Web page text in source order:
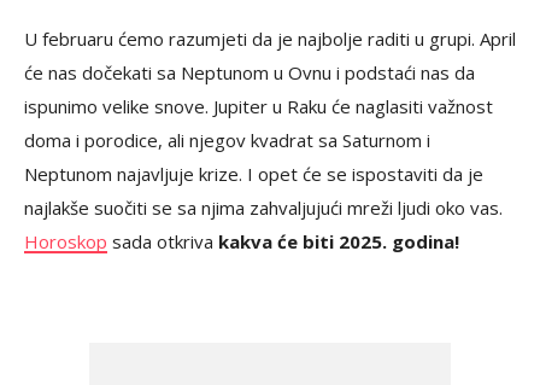
U februaru ćemo razumjeti da je najbolje raditi u grupi. April
će nas dočekati sa Neptunom u Ovnu i podstaći nas da
ispunimo velike snove. Jupiter u Raku će naglasiti važnost
doma i porodice, ali njegov kvadrat sa Saturnom i
Neptunom najavljuje krize. I opet će se ispostaviti da je
najlakše suočiti se sa njima zahvaljujući mreži ljudi oko vas.
Horoskop sada otkriva kakva će biti 2025. godina!